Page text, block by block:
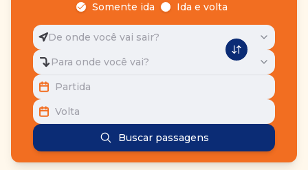
Somente ida
Ida e volta
De onde você vai sair?
Para onde você vai?
Partida
Volta
Buscar passagens